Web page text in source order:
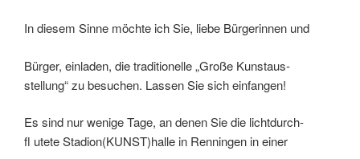
In diesem Sinne möchte ich Sie, liebe Bürgerinnen und
Bürger, einladen, die traditionelle „Große Kunstaus-
stellung“ zu besuchen. Lassen Sie sich einfangen!
Es sind nur wenige Tage, an denen Sie die lichtdurch-
fl utete Stadion(KUNST)halle in Renningen in einer